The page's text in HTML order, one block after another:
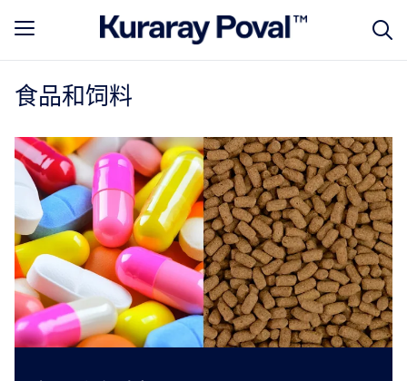
食品和饲料